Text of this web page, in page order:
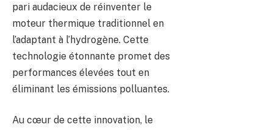
pari audacieux de réinventer le
moteur thermique traditionnel en
l’adaptant à l’hydrogène. Cette
technologie étonnante promet des
performances élevées tout en
éliminant les émissions polluantes.
Au cœur de cette innovation, le